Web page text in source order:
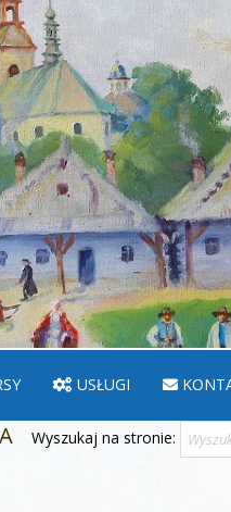
USŁUGI
A Wyszukaj na stronie: